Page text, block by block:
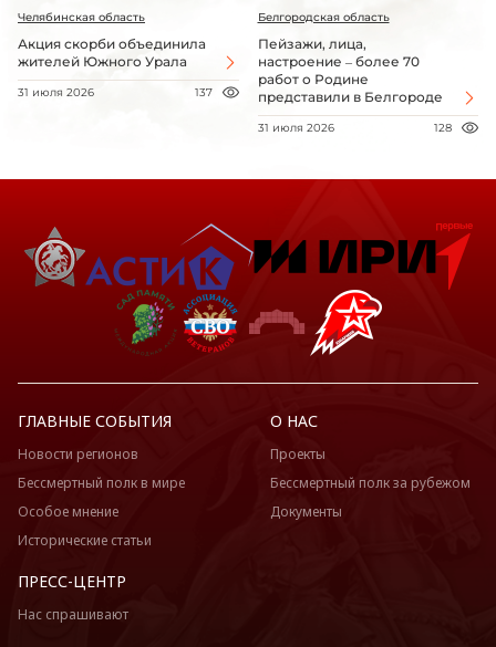
Челябинская область
Акция скорби объединила
жителей Южного Урала
31 июля 2026 137
Белгородская область
Пейзажи, лица,
настроение – более 70
работ о Родине
представили в Белгороде
31 июля 2026 128
ГЛАВНЫЕ СОБЫТИЯ
Новости регионов
Бессмертный полк в мире
Особое мнение
Исторические статьи
О НАС
Проекты
Бессмертный полк за рубежом
Документы
ПРЕСС-ЦЕНТР
Нас спрашивают